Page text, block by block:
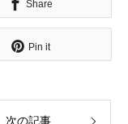
Share
Pin it
次の記事